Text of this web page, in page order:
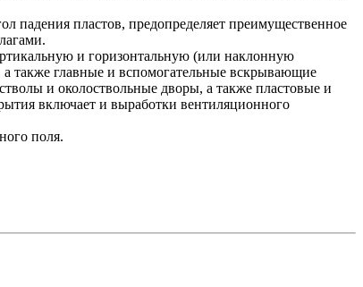
падения пластов, предопределяет преимущественное
и горизонтальную (или наклонную
также главные и вспомогательные вскрывающие
и околоствольные дворы, а также пластовые и
включает и выработки вентиляционного
поля.